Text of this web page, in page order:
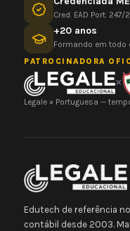
Cred. EAD Port. 247/
+20 anos
Formando em todo
PATROCINADORA
×
Legale × Portuguesa —
Edutech de referência
contábil desde 2003.